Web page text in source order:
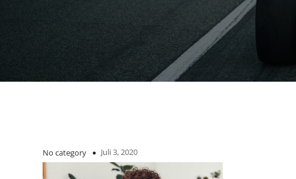
No category Juli 3, 2020